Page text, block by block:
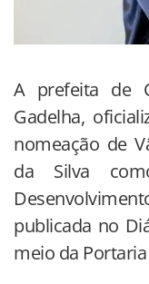
A prefeita de
Gadelha,
nomeação de
da Silva
publicada no
meio da Portaria